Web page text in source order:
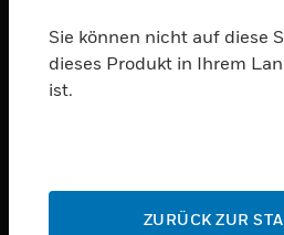
PRODUKTE
DIENSTE
Sie können nicht auf diese
dieses Produkt in Ihrem
ist.
ZURÜCK ZUR